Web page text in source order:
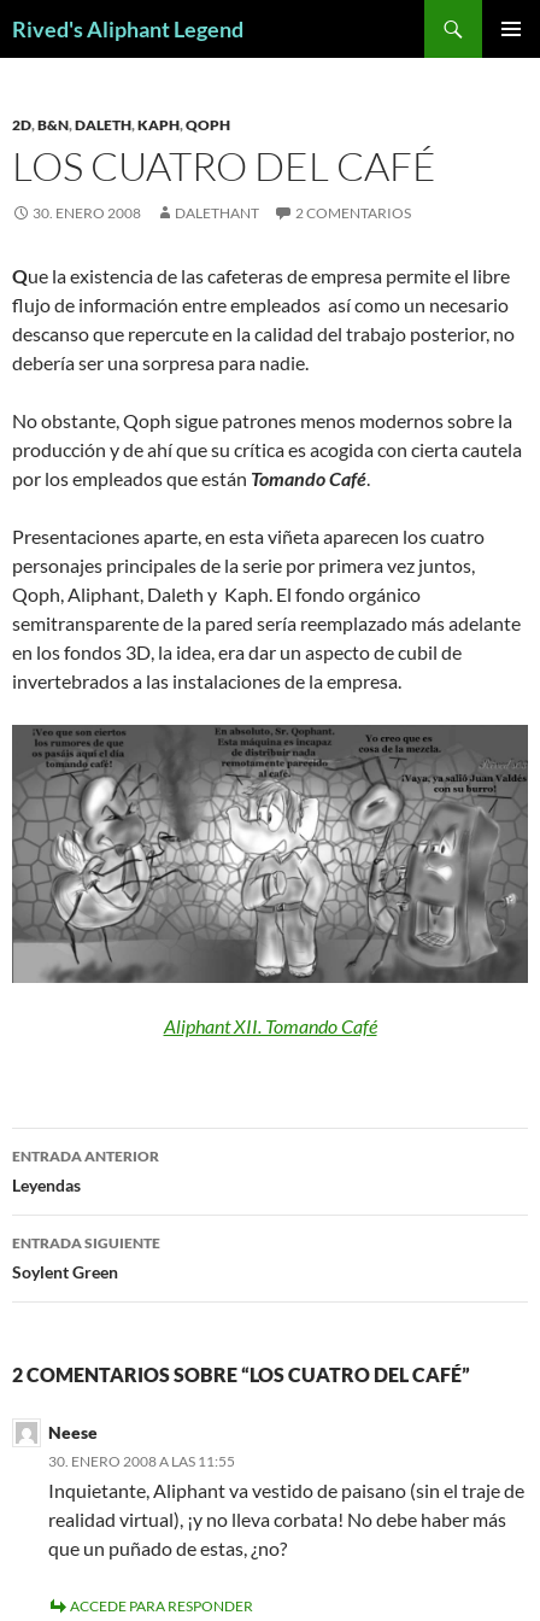
Rived's Aliphant Legend
2D,B&N,DALETH,KAPH,QOPH
LOS CUATRO DEL CAFÉ
30. ENERO 2008 DALETHANT 2 COMENTARIOS
Que la existencia de las cafeteras de empresa permite el libre
flujo de información entre empleados así como un necesario
descanso que repercute en la calidad del trabajo posterior, no
debería ser una sorpresa para nadie.
No obstante, Qoph sigue patrones menos modernos sobre la
producción y de ahí que su crítica es acogida con cierta cautela
por los empleados que están Tomando Café.
Presentaciones aparte, en esta viñeta aparecen los cuatro
personajes principales de la serie por primera vez juntos,
Qoph, Aliphant, Daleth y Kaph. El fondo orgánico
semitransparente de la pared sería reemplazado más adelante
en los fondos 3D, la idea, era dar un aspecto de cubil de
invertebrados a las instalaciones de la empresa.
Aliphant XII. Tomando Café
Navegación
de
entradas
ENTRADA ANTERIOR
Leyendas
ENTRADA SIGUIENTE
Soylent Green
2 COMENTARIOS SOBRE “LOS CUATRO DEL CAFÉ”
Neese
30. ENERO 2008 A LAS 11:55
Inquietante, Aliphant va vestido de paisano (sin el traje de
realidad virtual), ¡y no lleva corbata! No debe haber más
que un puñado de estas, ¿no?
ACCEDE PARA RESPONDER